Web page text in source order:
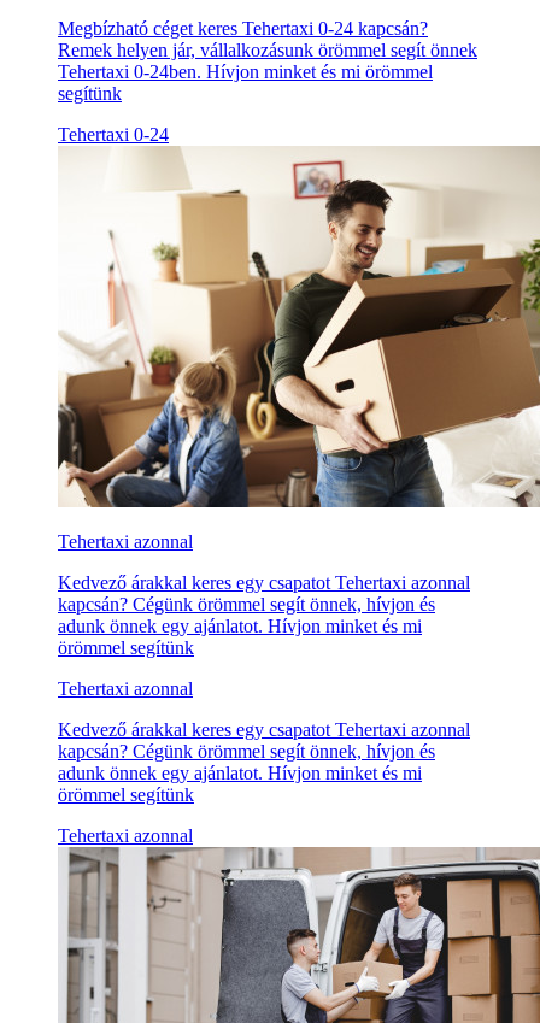
Megbízható céget keres Tehertaxi 0-24 kapcsán?
Remek helyen jár, vállalkozásunk örömmel segít önnek
Tehertaxi 0-24ben. Hívjon minket és mi örömmel
segítünk
Tehertaxi 0-24
Tehertaxi azonnal
Kedvező árakkal keres egy csapatot Tehertaxi azonnal
kapcsán? Cégünk örömmel segít önnek, hívjon és
adunk önnek egy ajánlatot. Hívjon minket és mi
örömmel segítünk
Tehertaxi azonnal
Kedvező árakkal keres egy csapatot Tehertaxi azonnal
kapcsán? Cégünk örömmel segít önnek, hívjon és
adunk önnek egy ajánlatot. Hívjon minket és mi
örömmel segítünk
Tehertaxi azonnal